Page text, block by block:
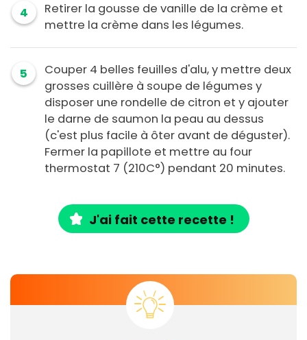
4
Retirer la gousse de vanille de la crème et
mettre la crème dans les légumes.
5
Couper 4 belles feuilles d'alu, y mettre deux
grosses cuillère à soupe de légumes y
disposer une rondelle de citron et y ajouter
le darne de saumon la peau au dessus
(c'est plus facile à ôter avant de déguster).
Fermer la papillote et mettre au four
thermostat 7 (210C°) pendant 20 minutes.
J'ai fait cette recette !